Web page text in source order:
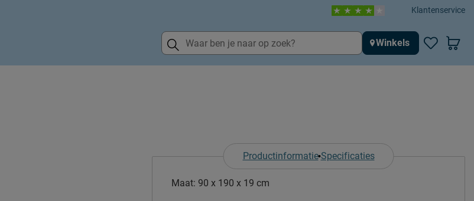
Klantenservice
Winkels
Productinformatie Specificaties
Maat: 90 x 190 x 19 cm